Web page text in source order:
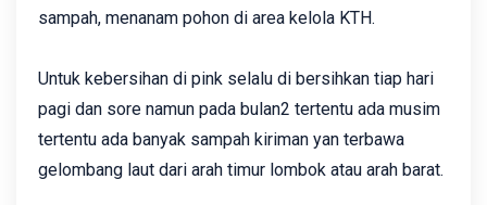
sampah, menanam pohon di area kelola KTH.
Untuk kebersihan di pink selalu di bersihkan tiap hari
pagi dan sore namun pada bulan2 tertentu ada musim
tertentu ada banyak sampah kiriman yan terbawa
gelombang laut dari arah timur lombok atau arah barat.